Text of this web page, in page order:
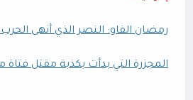
رمضان الفاو: النصر الذي أنهى الحرب
المجزرة التي بدأت بكذبة مقتل